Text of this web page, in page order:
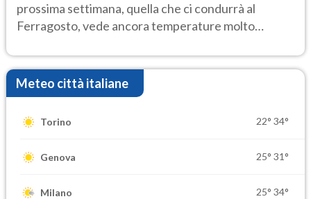
prossima settimana, quella che ci condurrà al
Ferragosto, vede ancora temperature molto
Meteo città italiane
Torino 22° 34°
Genova 25° 31°
Milano 25° 34°